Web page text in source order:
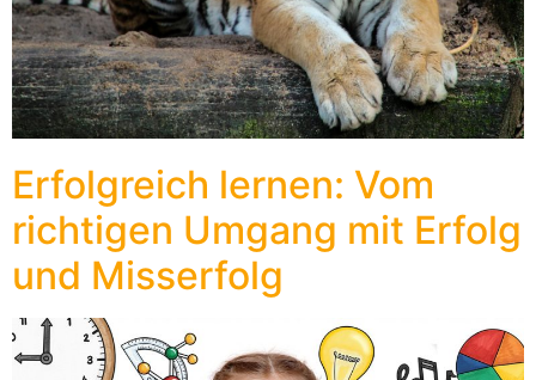
Erfolgreich lernen: Vom
richtigen Umgang mit Erfolg
und Misserfolg